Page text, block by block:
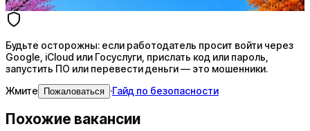
Будьте осторожны: если работодатель просит войти через
Google, iCloud или Госуслуги, прислать код или пароль,
запустить ПО или перевести деньги — это мошенники.
Жмите
Пожаловаться ·Гайд по безопасности
Похожие вакансии